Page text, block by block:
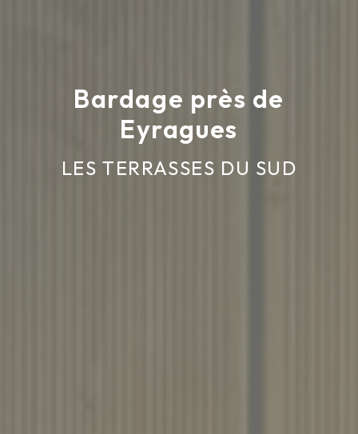
Bardage près de
Eyragues
LES TERRASSES DU SUD